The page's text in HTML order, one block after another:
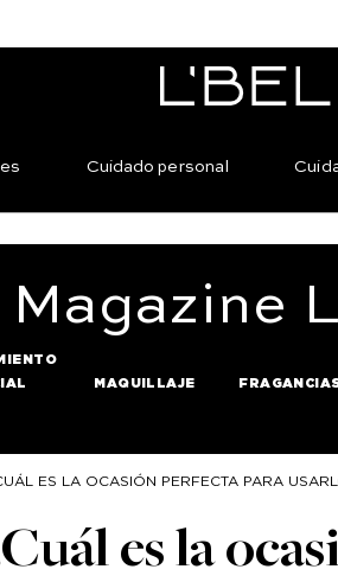
Cuidado personal
Magazine
MAQUILLAJE
ES LA OCASIÓN PERFECTA PARA
es la